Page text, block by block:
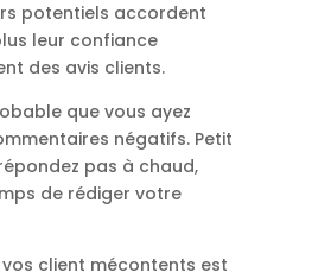
potentiels accordent
leur confiance
des avis clients.
que vous ayez
négatifs. Petit
pas à chaud,
de rédiger votre
client mécontents est